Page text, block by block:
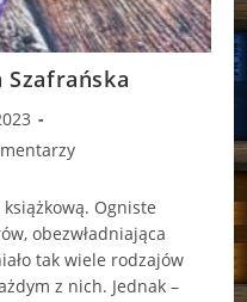
Szafrańska
książkową. Ogniste
obezwładniająca
tak wiele rodzajów
z nich. Jednak –